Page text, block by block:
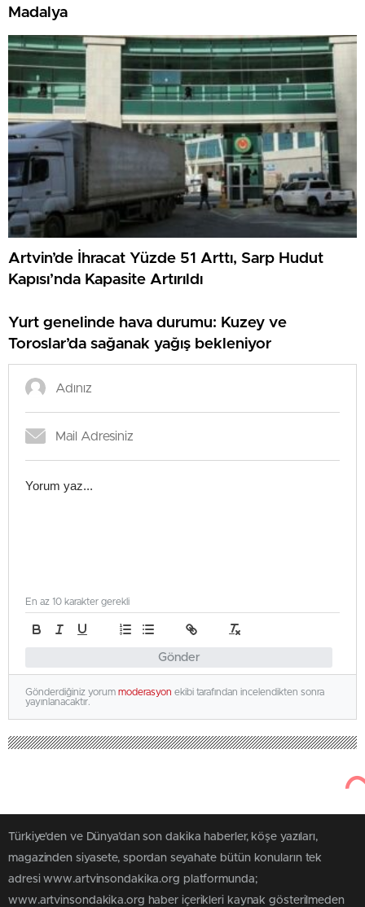
Madalya
Artvin’de İhracat Yüzde 51 Arttı, Sarp Hudut
Kapısı’nda Kapasite Artırıldı
Yurt genelinde hava durumu: Kuzey ve
Toroslar’da sağanak yağış bekleniyor
Gönder
En az 10 karakter gerekli
Gönderdiğiniz yorum moderasyon ekibi tarafından incelendikten sonra
yayınlanacaktır.
Türkiye'den ve Dünya’dan son dakika haberler, köşe yazıları,
magazinden siyasete, spordan seyahate bütün konuların tek
adresi www.artvinsondakika.org platformunda;
www.artvinsondakika.org haber içerikleri kaynak gösterilmeden